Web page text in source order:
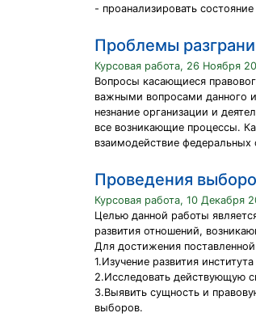
- проанализировать
Проблемы
Курсовая работа, 26 Ноября
Вопросы касающиеся
важными вопросами данного
незнание организации и
все возникающие процессы.
взаимодействие федеральных
Проведения
Курсовая работа, 10 Декабря
Целью данной работы
развития отношений,
Для достижения
1.Изучение развития
2.Исследовать действующую
3.Выявить сущность и
выборов.